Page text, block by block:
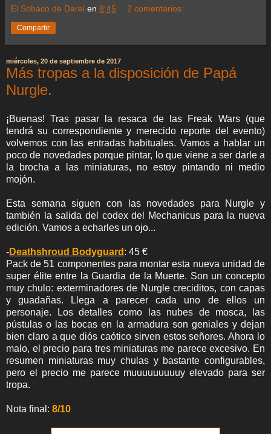
El Sobaco de Darel en 8:45 2 comentarios:
Compartir
miércoles, 20 de septiembre de 2017
Más tropas a la disposición de Papá
Nurgle.
¡Buenas! Tras pasar la resaca de las Freak Wars (que
tendrá su correspondiente y merecido reporte del evento)
volvemos con las entradas habituales. Vamos a hablar un
poco de novedades porque pintar, lo que viene a ser darle a
la brocha a las miniaturas, no estoy pintando ni medio
mojón.
Esta semana siguen con las novedades para Nurgle y
también la salida del codex del Mechanicus para la nueva
edición. Vamos a echarles un ojo...
-Deathshroud Bodyguard : 45 €
Pack de 51 componentes para montar esta nueva unidad de
super élite entre la Guardia de la Muerte. Son un concepto
muy chulo: exterminadores de Nurgle creciditos, con capas
y guadañas. Llega a parecer cada uno de ellos un
personaje. Los detalles como las nubes de mosca, las
pústulas o las bocas en la armadura son geniales y dejan
bien claro a que diós caótico sirven estos señores. Ahora lo
malo, el precio para tres miniaturas me parece excesivo. En
resumen miniaturas muy chulas y bastante configurables,
pero el precio me parece muuuuuuuuuy elevado para ser
tropa.
Nota final: 8/10